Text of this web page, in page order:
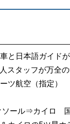
と日本語ガイド
スタッフが万全の
ツ航空（指定）
ール⇒カイロ 国